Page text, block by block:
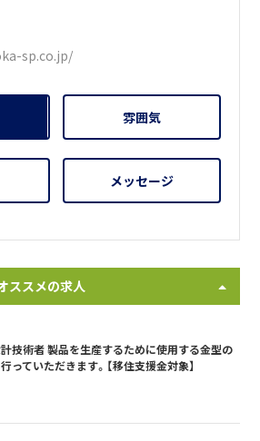
sp.co.jp/
雰囲気
メッセージ
ススメの求人
技術者 製品を生産するために使用する金型の
っていただきます。【移住支援金対象】